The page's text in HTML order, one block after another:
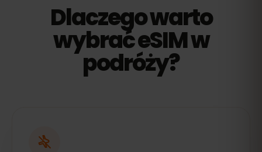
Dlaczego warto
wybrać eSIM w
podróży?